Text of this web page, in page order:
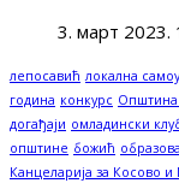
3. март 2023.
лепосавић локална
година конкурс
догађаји омладински
општине божић
Канцеларија за Косово и